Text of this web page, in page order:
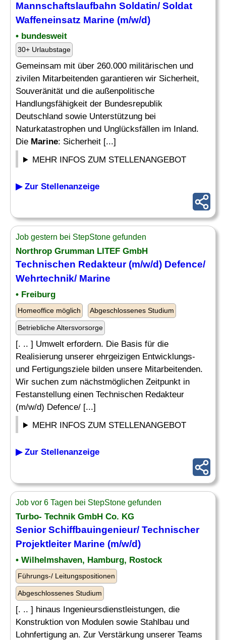
Mannschaftslaufbahn Soldatin/ Soldat
Waffeneinsatz Marine (m/w/d)
• bundesweit
30+ Urlaubstage
Gemeinsam mit über 260.000 militärischen und
zivilen Mitarbeitenden garantieren wir Sicherheit,
Souveränität und die außenpolitische
Handlungsfähigkeit der Bundesrepublik
Deutschland sowie Unterstützung bei
Naturkatastrophen und Unglücksfällen im Inland.
Die Marine: Sicherheit [...]
MEHR INFOS ZUM STELLENANGEBOT
▶ Zur Stellenanzeige
Job gestern bei StepStone gefunden
Northrop Grumman LITEF GmbH
Technischen Redakteur (m/w/d) Defence/
Wehrtechnik/ Marine
• Freiburg
Homeoffice möglich Abgeschlossenes Studium
Betriebliche Altersvorsorge
[. .. ] Umwelt erfordern. Die Basis für die
Realisierung unserer ehrgeizigen Entwicklungs-
und Fertigungsziele bilden unsere Mitarbeitenden.
Wir suchen zum nächstmöglichen Zeitpunkt in
Festanstellung einen Technischen Redakteur
(m/w/d) Defence/ [...]
MEHR INFOS ZUM STELLENANGEBOT
▶ Zur Stellenanzeige
Job vor 6 Tagen bei StepStone gefunden
Turbo- Technik GmbH Co. KG
Senior Schiffbauingenieur/ Technischer
Projektleiter Marine (m/w/d)
• Wilhelmshaven, Hamburg, Rostock
Führungs-/ Leitungspositionen
Abgeschlossenes Studium
[. .. ] hinaus Ingenieursdienstleistungen, die
Konstruktion von Modulen sowie Stahlbau und
Lohnfertigung an. Zur Verstärkung unserer Teams